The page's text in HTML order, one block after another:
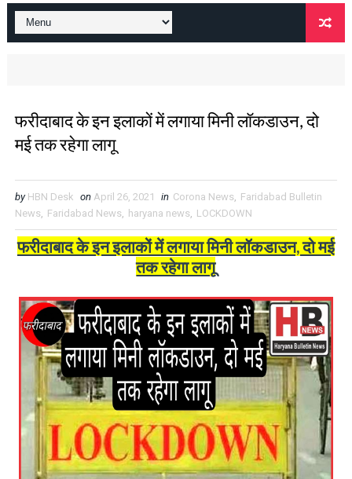
फरीदाबाद के इन इलाकों में लगाया मिनी लॉकडाउन, दो
मई तक रहेगा लागू
by HBN Desk on April 26, 2021 in Corona News, Faridabad Bulletin
News, Faridabad News, haryana news, LOCKDOWN
फरीदाबाद के इन इलाकों में लगाया मिनी लॉकडाउन, दो मई
तक रहेगा लागू